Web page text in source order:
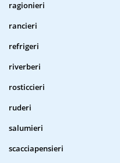
ragionieri
rancieri
refrigeri
riverberi
rosticcieri
ruderi
salumieri
scacciapensieri